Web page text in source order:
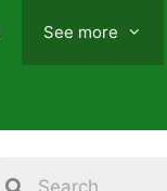
See more